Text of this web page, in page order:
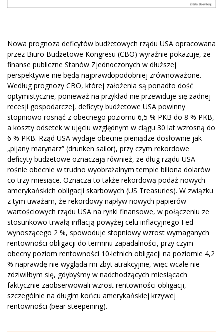
Nowa prognoza deficytów budżetowych rządu USA opracowana
przez Biuro Budżetowe Kongresu (CBO) wyraźnie pokazuje, że
finanse publiczne Stanów Zjednoczonych w dłuższej
perspektywie nie będą najprawdopodobniej zrównoważone.
Według prognozy CBO, której założenia są ponadto dość
optymistyczne, ponieważ na przykład nie przewiduje się żadnej
recesji gospodarczej, deficyty budżetowe USA powinny
stopniowo rosnąć z obecnego poziomu 6,5 % PKB do 8 % PKB,
a koszty odsetek w ujęciu względnym w ciągu 30 lat wzrosną do
6 % PKB. Rząd USA wydaje obecnie pieniądze dosłownie jak
„pijany marynarz” (drunken sailor), przy czym rekordowe
deficyty budżetowe oznaczają również, że dług rządu USA
rośnie obecnie w trudno wyobrażalnym tempie biliona dolarów
co trzy miesiące. Oznacza to także rekordową podaż nowych
amerykańskich obligacji skarbowych (US Treasuries). W związku
z tym uważam, że rekordowy napływ nowych papierów
wartościowych rządu USA na rynki finansowe, w połączeniu ze
stosunkowo trwałą inflacją powyżej celu inflacyjnego Fed
wynoszącego 2 %, spowoduje stopniowy wzrost wymaganych
rentowności obligacji do terminu zapadalności, przy czym
obecny poziom rentowności 10-letnich obligacji na poziomie 4,2
% naprawdę nie wygląda mi zbyt atrakcyjnie, więc wcale nie
zdziwiłbym się, gdybyśmy w nadchodzących miesiącach
faktycznie zaobserwowali wzrost rentowności obligacji,
szczególnie na długim końcu amerykańskiej krzywej
rentowności (bear steepening).